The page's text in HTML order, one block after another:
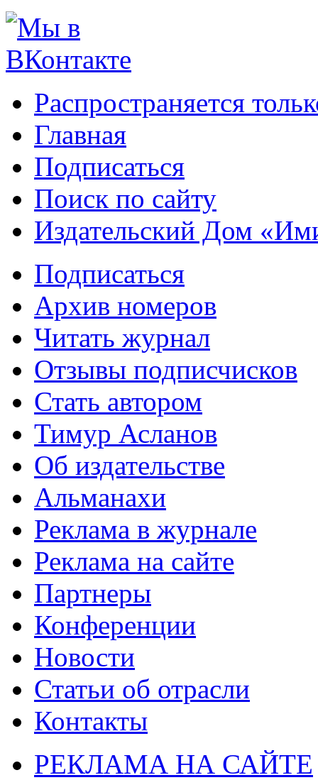
Распространяется
Главная
Подписаться
Поиск по сайту
Издательский Дом
Подписаться
Архив номеров
Читать журнал
Отзывы подписчисков
Стать автором
Тимур Асланов
Об издательстве
Альманахи
Реклама в журнале
Реклама на сайте
Партнеры
Конференции
Новости
Статьи об отрасли
Контакты
РЕКЛАМА НА САЙТЕ